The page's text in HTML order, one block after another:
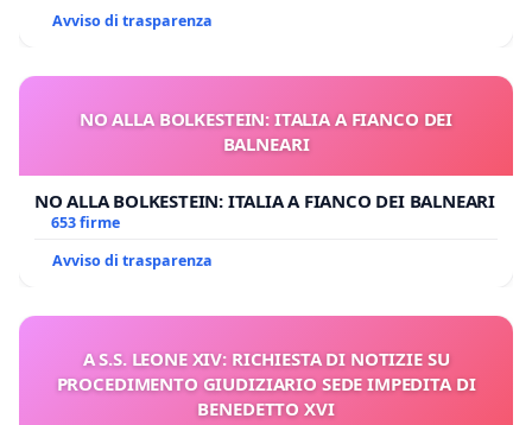
Avviso di trasparenza
NO ALLA BOLKESTEIN: ITALIA A FIANCO DEI
BALNEARI
NO ALLA BOLKESTEIN: ITALIA A FIANCO DEI BALNEARI
653 firme
Avviso di trasparenza
A S.S. LEONE XIV: RICHIESTA DI NOTIZIE SU
PROCEDIMENTO GIUDIZIARIO SEDE IMPEDITA DI
BENEDETTO XVI